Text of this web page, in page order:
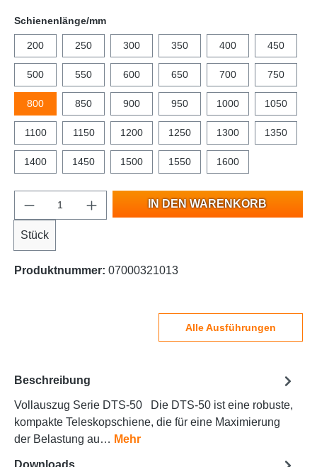
Schienenlänge/mm
200 250 300 350 400 450
500 550 600 650 700 750
800 850 900 950 1000 1050
1100 1150 1200 1250 1300 1350
1400 1450 1500 1550 1600
Stück
IN DEN WARENKORB
Produktnummer: 07000321013
Alle Ausführungen
Beschreibung
Vollauszug Serie DTS-50 Die DTS-50 ist eine robuste,
kompakte Teleskopschiene, die für eine Maximierung
der Belastung au… Mehr